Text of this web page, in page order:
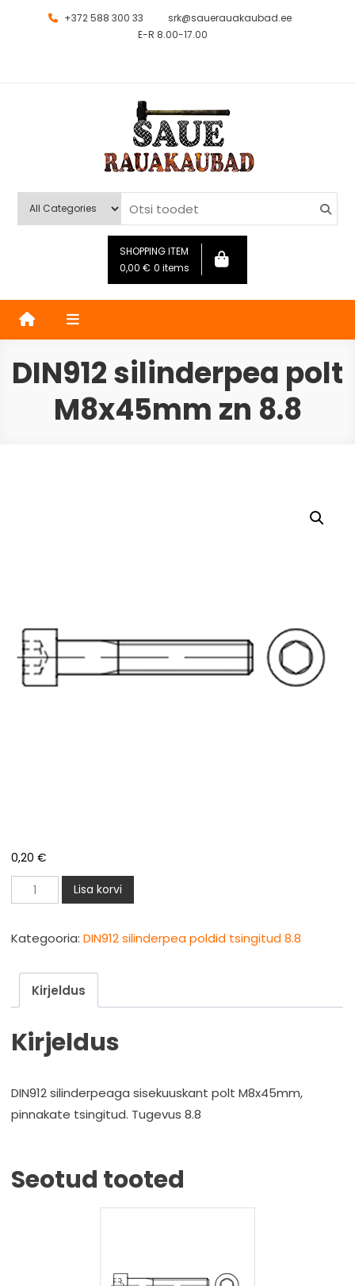
+372 588 300 33
srk@sauerauakaubad.ee
E-R 8.00-17.00
Saue Rauakaubad
SHOPPING ITEM
0,00 € 0 items
DIN912 silinderpea polt
M8x45mm zn 8.8
0,20€
DIN912
silinderpea
M8x45mm
zn
Lisa korvi
Kategooria:DIN912 silinderpea poldid tsingitud 8.8
Kirjeldus
Kirjeldus
DIN912 silinderpeaga sisekuuskant polt M8x45mm,
pinnakate tsingitud. Tugevus 8.8
Seotud tooted